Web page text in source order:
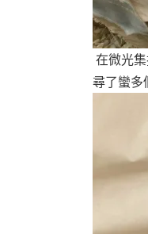
在微光
尋了蠻多